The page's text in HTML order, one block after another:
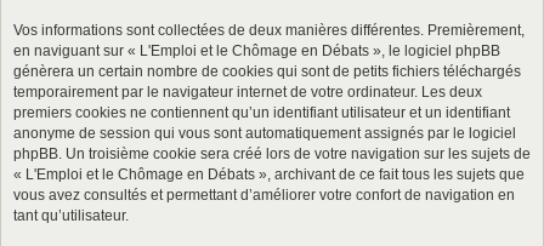
Vos informations sont collectées de deux manières différentes. Premièrement,
en naviguant sur « L'Emploi et le Chômage en Débats », le logiciel phpBB
génèrera un certain nombre de cookies qui sont de petits fichiers téléchargés
temporairement par le navigateur internet de votre ordinateur. Les deux
premiers cookies ne contiennent qu’un identifiant utilisateur et un identifiant
anonyme de session qui vous sont automatiquement assignés par le logiciel
phpBB. Un troisième cookie sera créé lors de votre navigation sur les sujets de
« L'Emploi et le Chômage en Débats », archivant de ce fait tous les sujets que
vous avez consultés et permettant d’améliorer votre confort de navigation en
tant qu’utilisateur.